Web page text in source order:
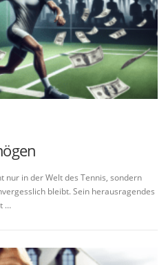
nur in der Welt des Tennis, sondern
bleibt. Sein herausragendes
…